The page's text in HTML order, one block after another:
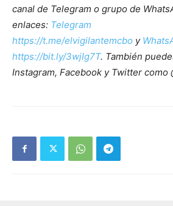
canal de Telegram o grupo de
enlaces: Telegram
https://t.me/elvigilantemcbo y
https://bit.ly/3wjIg7T. También
Instagram, Facebook y Twitter como